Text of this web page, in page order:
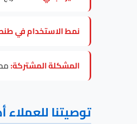
نمط الاستخدام في
المشكلة المشتركة:
توصيتنا